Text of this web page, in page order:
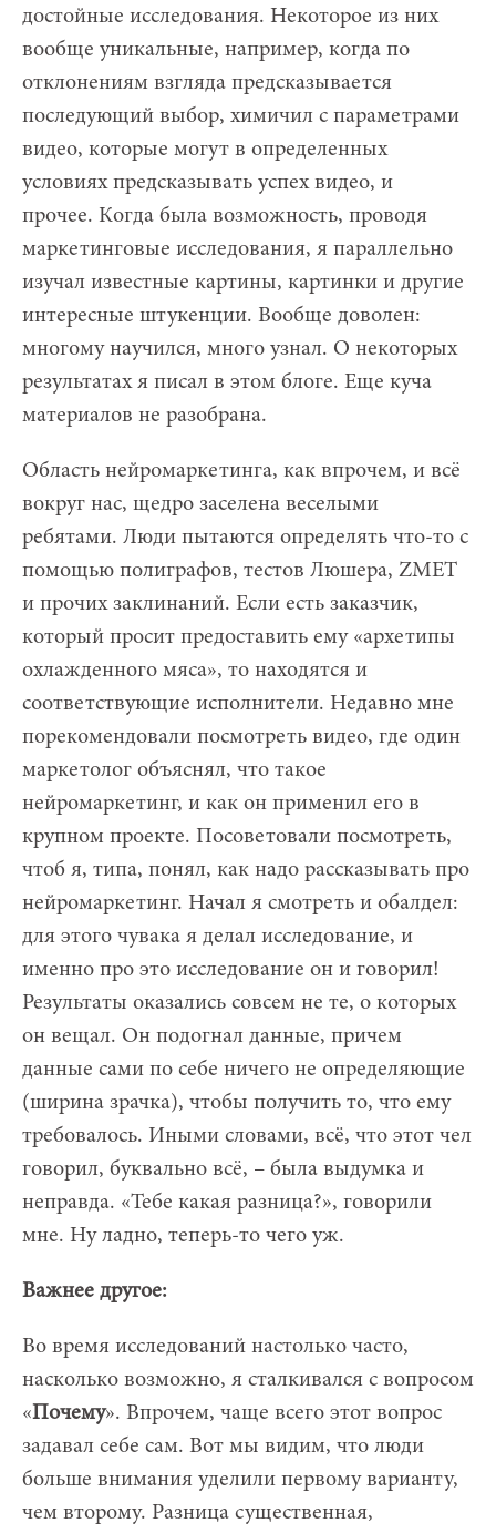
достойные исследования. Некоторое из них
вообще уникальные, например, когда по
отклонениям взгляда предсказывается
последующий выбор, химичил с параметрами
видео, которые могут в определенных
условиях предсказывать успех видео, и
прочее. Когда была возможность, проводя
маркетинговые исследования, я параллельно
изучал известные картины, картинки и другие
интересные штукенции. Вообще доволен:
многому научился, много узнал. О некоторых
результатах я писал в этом блоге. Еще куча
материалов не разобрана.
Область нейромаркетинга, как впрочем, и всё
вокруг нас, щедро заселена веселыми
ребятами. Люди пытаются определять что-то с
помощью полиграфов, тестов Люшера, ZMET
и прочих заклинаний. Если есть заказчик,
который просит предоставить ему «архетипы
охлажденного мяса», то находятся и
соответствующие исполнители. Недавно мне
порекомендовали посмотреть видео, где один
маркетолог объяснял, что такое
нейромаркетинг, и как он применил его в
крупном проекте. Посоветовали посмотреть,
чтоб я, типа, понял, как надо рассказывать про
нейромаркетинг. Начал я смотреть и обалдел:
для этого чувака я делал исследование, и
именно про это исследование он и говорил!
Результаты оказались совсем не те, о которых
он вещал. Он подогнал данные, причем
данные сами по себе ничего не определяющие
(ширина зрачка), чтобы получить то, что ему
требовалось. Иными словами, всё, что этот чел
говорил, буквально всё, – была выдумка и
неправда. «Тебе какая разница?», говорили
мне. Ну ладно, теперь-то чего уж.
Важнее другое:
Во время исследований настолько часто,
насколько возможно, я сталкивался с вопросом
«Почему». Впрочем, чаще всего этот вопрос
задавал себе сам. Вот мы видим, что люди
больше внимания уделили первому варианту,
чем второму. Разница существенная,